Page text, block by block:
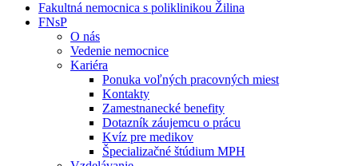
Fakultná nemocnica s poliklinikou Žilina
FNsP
O nás
Vedenie nemocnice
Kariéra
Ponuka voľných pracovných miest
Kontakty
Zamestnanecké benefity
Dotazník záujemcu o prácu
Kvíz pre medikov
Špecializačné štúdium MPH